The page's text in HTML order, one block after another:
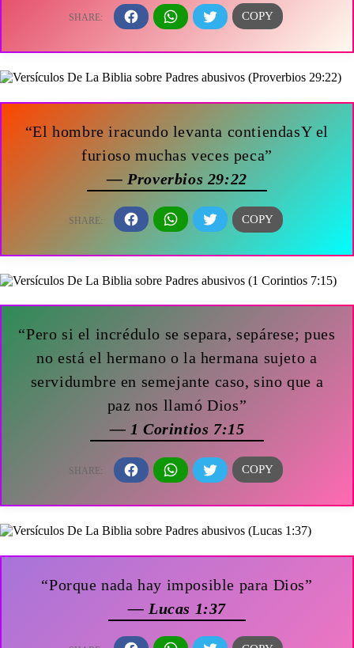
“El hombre iracundo levanta contiendasY el
furioso muchas veces peca”
— Proverbios 29:22
“Pero si el incrédulo se separa, sepárese; pues
no está el hermano o la hermana sujeto a
servidumbre en semejante caso, sino que a
paz nos llamó Dios”
— 1 Corintios 7:15
“Porque nada hay imposible para Dios”
— Lucas 1:37